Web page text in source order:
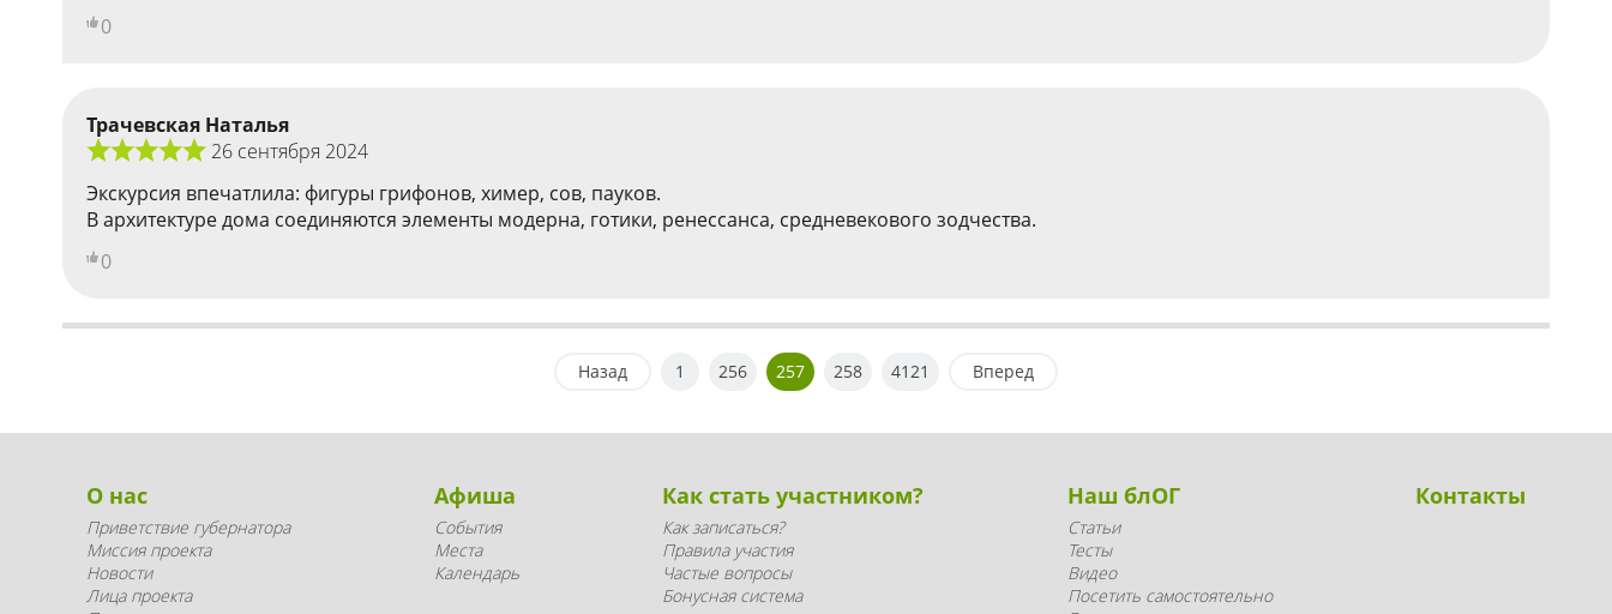
0
Трачевская Наталья
26 сентября 2024
Экскурсия впечатлила: фигуры грифонов, химер, сов, пауков.
В архитектуре дома соединяются элементы модерна, готики, ренессанса, средневекового зодчества.
0
Назад 1 256 257 258 4121 Вперед
О нас
Приветствие губернатора
Миссия проекта
Новости
Лица проекта
Афиша
События
Места
Календарь
Как стать участником?
Как записаться?
Правила участия
Частые вопросы
Бонусная система
Наш блОГ
Статьи
Тесты
Видео
Посетить самостоятельно
Контакты